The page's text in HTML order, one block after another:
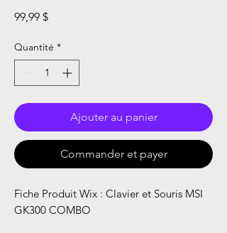
99,99 $Prix
Quantité *
Ajouter au panier
Commander et payer
Fiche Produit Wix : Clavier et Souris MSI
GK300 COMBO